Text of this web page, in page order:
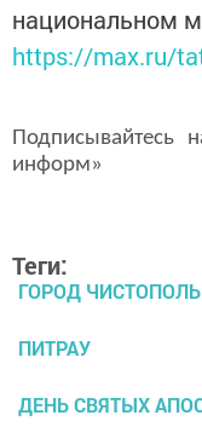
национальном
https://max.ru/
Подписывайтесь
информ»
Теги:
ГОРОД ЧИСТОПОЛЬ
ПИТРАУ
ДЕНЬ СВЯТЫХ